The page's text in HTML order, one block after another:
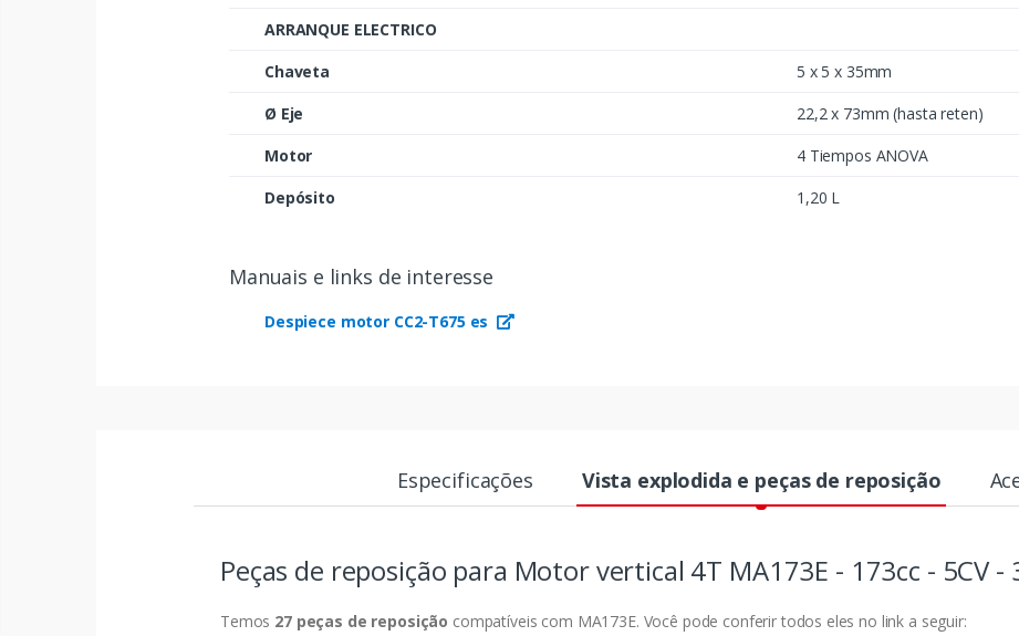
ARRANQUE ELECTRICO
Chaveta
5 x 5 x 35mm
Ø Eje
22,2 x 73mm (hasta reten)
Motor
4 Tiempos ANOVA
Depósito
1,20 L
Manuais e links de interesse
Despiece motor CC2-T675 es
Especificações Vista explodida e peças de reposição
Peças de reposição para Motor vertical 4T MA173E - 173cc - 5CV -
Temos 27 peças de reposição compatíveis com MA173E. Você pode conferir todos eles no link a seguir: